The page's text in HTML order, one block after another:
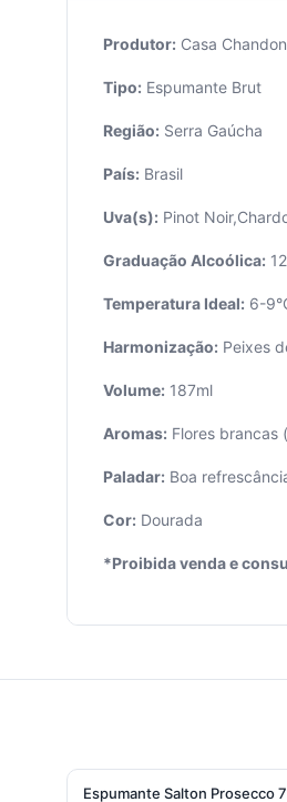
Produtor: Casa
Tipo: Espumante Brut
Região: Serra Gaúcha
País: Brasil
Uva(s): Pinot
Graduação Alcoólica:
Temperatura Ideal: 6-
Harmonização: Peixes
Volume: 187ml
Aromas: Flores brancas
Paladar: Boa
Cor: Dourada
*Proibida venda e
Espumante Salton Prosecco